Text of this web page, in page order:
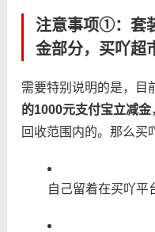
注意事项①：套
金部分，买吖超
需要特别说明的是，目
的1000元支付宝立减金
回收范围内的。那么买
自己留着在买吖平